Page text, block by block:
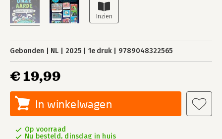
Gebonden NL 2025 1e druk 9789048322565
€ 19,99
In winkelwagen
Op voorraad
Nu besteld, dinsdag in huis